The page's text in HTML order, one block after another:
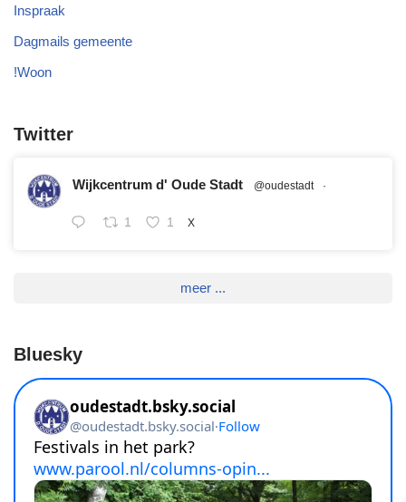
Inspraak
Dagmails gemeente
!Woon
Twitter
Wijkcentrum d' Oude Stadt @oudestadt ·
1 1 X
meer ...
Bluesky